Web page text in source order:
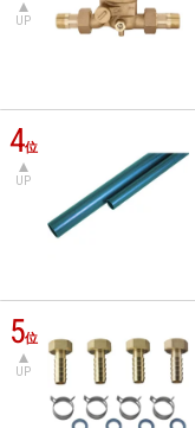
UP
4位
UP
5位
UP